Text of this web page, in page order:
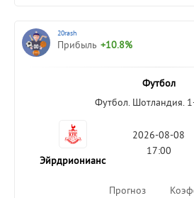
20rash
Прибыль +10.8%
Футбол
Футбол. Шотландия.
Эйрдрионианс
2026-08-08
17:00
Прогноз